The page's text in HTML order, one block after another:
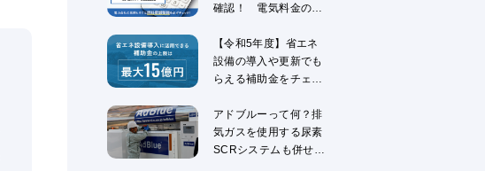
確認！ 電気料金の仕
【令和5年度】省エネ
設備の導入や更新でも
らえる補助金をチェッ
アドブルーって何？排
気ガスを使用する尿素
SCRシステムも併せて